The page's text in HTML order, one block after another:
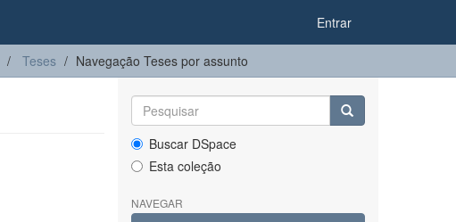
Entrar
Teses Navegação Teses por assunto
Buscar DSpace
Esta coleção
NAVEGAR